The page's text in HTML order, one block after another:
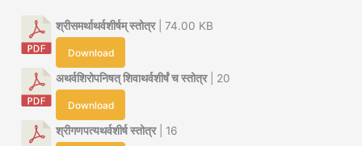
श्रीसमर्थाथर्वशीर्षम् स्तोत्र| 74.00 KB
Download
अथर्वशिरोपनिषत् शिवाथर्वशीर्षं च स्तोत्र| 20
Download
श्रीगणपत्यथर्वशीर्ष स्तोत्र| 16